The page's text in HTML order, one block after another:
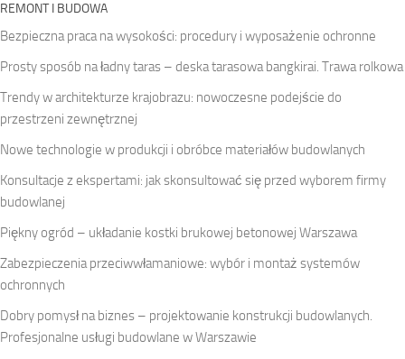
REMONT I BUDOWA
Bezpieczna praca na wysokości: procedury i wyposażenie ochronne
Prosty sposób na ładny taras – deska tarasowa bangkirai. Trawa rolkowa
Trendy w architekturze krajobrazu: nowoczesne podejście do
przestrzeni zewnętrznej
Nowe technologie w produkcji i obróbce materiałów budowlanych
Konsultacje z ekspertami: jak skonsultować się przed wyborem firmy
budowlanej
Piękny ogród – układanie kostki brukowej betonowej Warszawa
Zabezpieczenia przeciwwłamaniowe: wybór i montaż systemów
ochronnych
Dobry pomysł na biznes – projektowanie konstrukcji budowlanych.
Profesjonalne usługi budowlane w Warszawie